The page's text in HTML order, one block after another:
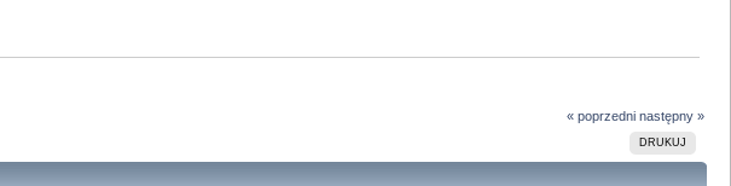
« poprzedni następny »
DRUKUJ